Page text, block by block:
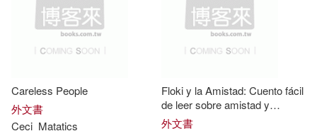
張Ceci(3)
Aunchalee E. L. (EDT)/ Quinn(2)
Bronfenbrenner(2)
Live Consciously Pub(1)
Peanut Butter Pub(1)
Careless People
外文書
Ceci Matatics
Floki y la Amistad: Cuento fácil
de leer sobre amistad y
tradiciones especiales
外文書